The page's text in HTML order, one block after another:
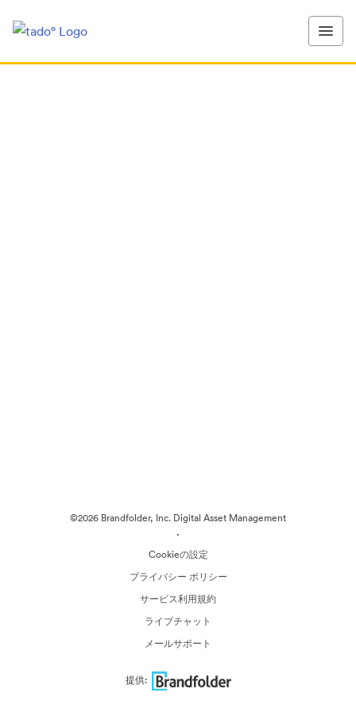
©2026 Brandfolder, Inc. Digital Asset Management
·
Cookieの設定
プライバシー ポリシー
サービス利用規約
ライブチャット
メールサポート
提供: